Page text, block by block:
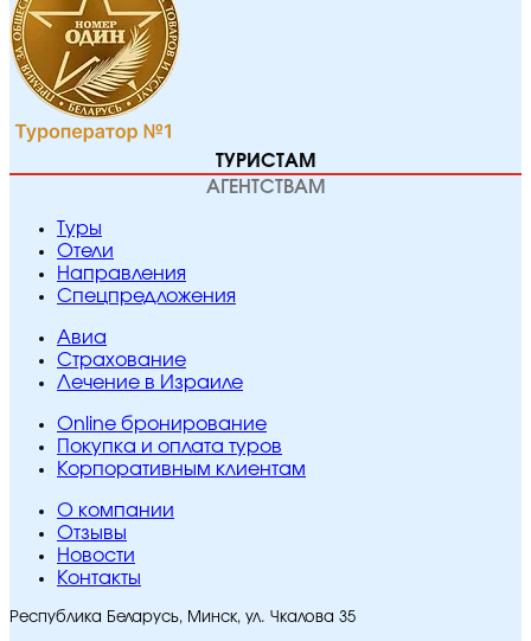
ТУРИСТАМ
АГЕНТСТВАМ
Туры
Отели
Направления
Спецпредложения
Авиа
Страхование
Лечение в Израиле
Online бронирование
Покупка и оплата туров
Корпоративным клиентам
O компании
Отзывы
Новости
Контакты
Республика Беларусь, Минск, ул. Чкалова 35